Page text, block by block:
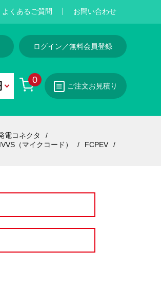
よくあるご質問 お問い合わせ
ログイン／無料会員登録
0
ご注文お見積り
電コネクタ
（マイクコード）
FCPEV